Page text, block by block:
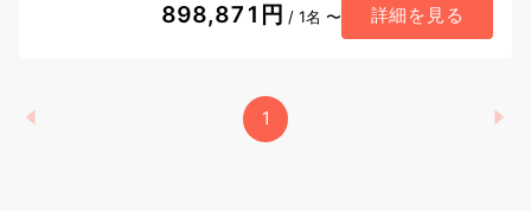
898,871円 / 1名 〜 詳細を見る
1